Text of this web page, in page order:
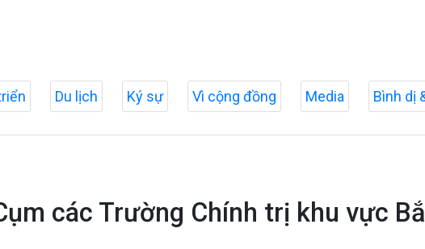
Du lịch Ký sự Vì cộng đồng Media Bình dị
các Trường Chính trị khu vực